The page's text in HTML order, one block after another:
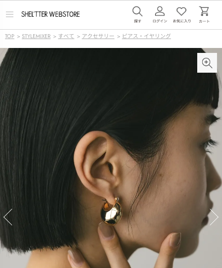
メ
ー
を
開
く
TOP > STYLEMIXER > すべて > アクセサリー > ピアス・イヤリング